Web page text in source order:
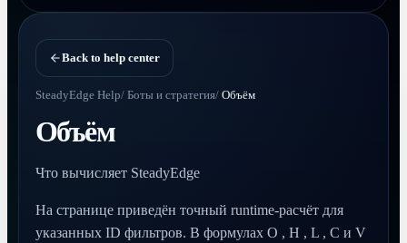
Back to help center
SteadyEdge Help/ Боты и стратегия/ Объём
Объём
Что вычисляет SteadyEdge
На странице приведён точный runtime-расчёт для
указанных ID фильтров. В формулах O , H , L , C и V